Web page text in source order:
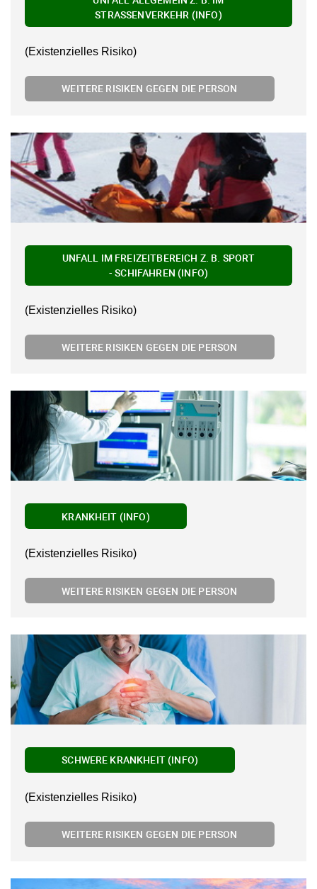
STRASSENVERKEHR (INFO)
(Existenzielles Risiko)
WEITERE RISIKEN GEGEN DIE PERSON
UNFALL IM FREIZEITBEREICH Z. B. SPORT
- SCHIFAHREN (INFO)
(Existenzielles Risiko)
WEITERE RISIKEN GEGEN DIE PERSON
KRANKHEIT (INFO)
(Existenzielles Risiko)
WEITERE RISIKEN GEGEN DIE PERSON
SCHWERE KRANKHEIT (INFO)
(Existenzielles Risiko)
WEITERE RISIKEN GEGEN DIE PERSON